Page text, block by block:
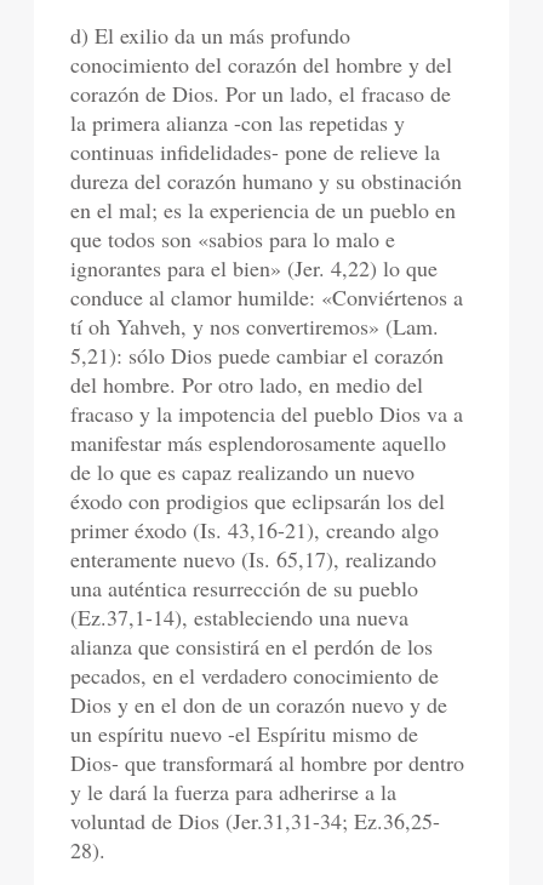
d) El exilio da un más profundo
conocimiento del corazón del hombre y del
corazón de Dios. Por un lado, el fracaso de
la primera alianza -con las repetidas y
continuas infidelidades- pone de relieve la
dureza del corazón humano y su obstinación
en el mal; es la experiencia de un pueblo en
que todos son «sabios para lo malo e
ignorantes para el bien» (Jer. 4,22) lo que
conduce al clamor humilde: «Conviértenos a
tí oh Yahveh, y nos convertiremos» (Lam.
5,21): sólo Dios puede cambiar el corazón
del hombre. Por otro lado, en medio del
fracaso y la impotencia del pueblo Dios va a
manifestar más esplendorosamente aquello
de lo que es capaz realizando un nuevo
éxodo con prodigios que eclipsarán los del
primer éxodo (Is. 43,16-21), creando algo
enteramente nuevo (Is. 65,17), realizando
una auténtica resurrección de su pueblo
(Ez.37,1-14), estableciendo una nueva
alianza que consistirá en el perdón de los
pecados, en el verdadero conocimiento de
Dios y en el don de un corazón nuevo y de
un espíritu nuevo -el Espíritu mismo de
Dios- que transformará al hombre por dentro
y le dará la fuerza para adherirse a la
voluntad de Dios (Jer.31,31-34; Ez.36,25-
28).